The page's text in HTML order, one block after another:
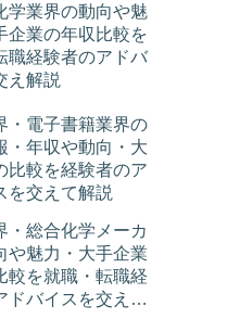
学業界の動向や魅
企業の年収比較を
職経験者のアドバ
え解説
・電子書籍業界の
・年収や動向・大
比較を経験者のア
を交えて解説
・総合化学メーカ
や魅力・大手企業
較を就職・転職経
ドバイスを交え解